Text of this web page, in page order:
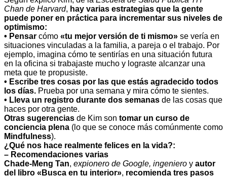
Chan de Harvard, hay varias estrategias que la gente
puede poner en práctica para incrementar sus niveles de
optimismo:
• Pensar cómo «tu mejor versión de ti mismo» se vería en
situaciones vinculadas a la familia, a pareja o el trabajo. Por
ejemplo, imagina cómo te sentirías en una situación futura
en la oficina si trabajaste mucho y lograste alcanzar una
meta que te propusiste.
• Escribe tres cosas por las que estás agradecido todos
los días. Prueba por una semana y mira cómo te sientes.
• Lleva un registro durante dos semanas de las cosas que
haces por otra gente.
Otras sugerencias de Kim son tomar un curso de
conciencia plena (lo que se conoce más comúnmente como
Mindfulness).
¿Qué nos hace realmente felices en la vida?:
– Recomendaciones varias
Chade-Meng Tan, expionero de Google, ingeniero y autor
del libro «Busca en tu interior», recomienda tres pasos